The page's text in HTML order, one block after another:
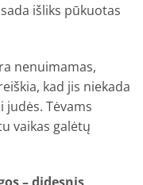
išliks pūkuotas
nenuimamas,
kad jis niekada
judės. Tėvams
vaikas galėtų